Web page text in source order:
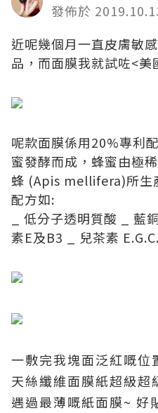
發佈於
近呢幾個月一直皮膚敏
品，而面膜我就試咗<
呢款面膜係用20%專利
蜜發酵而成，蜂蜜由極
蜂 (Apis mellifera)所生
配方如:
_ 低分子透明質酸 _ 藍
素E及B3 _ 兒茶素
一敷完我塊面泛紅嘅位
天絲纖維面膜紙超級超
遇過最薄嘅紙面膜~ 好